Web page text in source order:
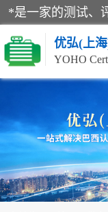
优弘(上
YOHO
RECYCLASS认证
NR12认证
ART认证